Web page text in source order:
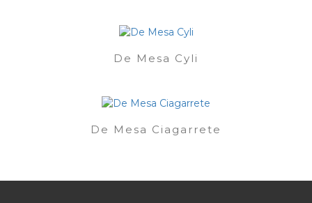
De Mesa Cyli
De Mesa Ciagarrete